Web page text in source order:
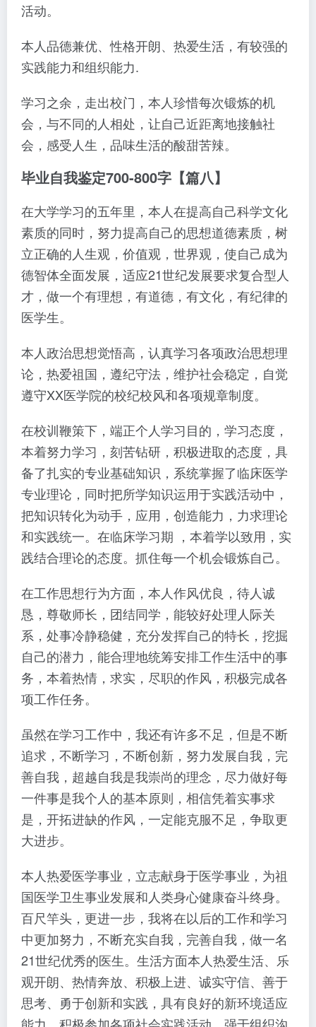
活动。
本人品德兼优、性格开朗、热爱生活，有较强的
实践能力和组织能力.
学习之余，走出校门，本人珍惜每次锻炼的机
会，与不同的人相处，让自己近距离地接触社
会，感受人生，品味生活的酸甜苦辣。
毕业自我鉴定700-800字【篇八】
在大学学习的五年里，本人在提高自己科学文化
素质的同时，努力提高自己的思想道德素质，树
立正确的人生观，价值观，世界观，使自己成为
德智体全面发展，适应21世纪发展要求复合型人
才，做一个有理想，有道德，有文化，有纪律的
医学生。
本人政治思想觉悟高，认真学习各项政治思想理
论，热爱祖国，遵纪守法，维护社会稳定，自觉
遵守XX医学院的校纪校风和各项规章制度。
在校训鞭策下，端正个人学习目的，学习态度，
本着努力学习，刻苦钻研，积极进取的态度，具
备了扎实的专业基础知识，系统掌握了临床医学
专业理论，同时把所学知识运用于实践活动中，
把知识转化为动手，应用，创造能力，力求理论
和实践统一。在临床学习期 ，本着学以致用，实
践结合理论的态度。抓住每一个机会锻炼自己。
在工作思想行为方面，本人作风优良，待人诚
恳，尊敬师长，团结同学，能较好处理人际关
系，处事冷静稳健，充分发挥自己的特长，挖掘
自己的潜力，能合理地统筹安排工作生活中的事
务，本着热情，求实，尽职的作风，积极完成各
项工作任务。
虽然在学习工作中，我还有许多不足，但是不断
追求，不断学习，不断创新，努力发展自我，完
善自我，超越自我是我崇尚的理念，尽力做好每
一件事是我个人的基本原则，相信凭着实事求
是，开拓进缺的作风，一定能克服不足，争取更
大进步。
本人热爱医学事业，立志献身于医学事业，为祖
国医学卫生事业发展和人类身心健康奋斗终身。
百尺竿头，更进一步，我将在以后的工作和学习
中更加努力，不断充实自我，完善自我，做一名
21世纪优秀的医生。生活方面本人热爱生活、乐
观开朗、热情奔放、积极上进、诚实守信、善于
思考、勇于创新和实践，具有良好的新环境适应